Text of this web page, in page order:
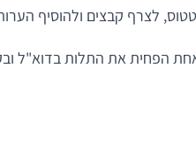
לצרף קבצים ולהוסיף
הפחית את התלות בדוא"ל